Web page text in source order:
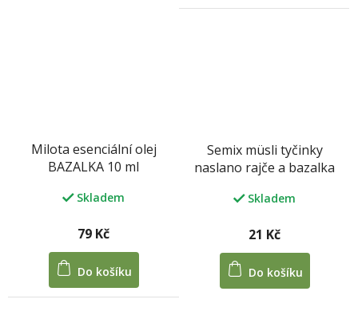
Milota esenciální olej
BAZALKA 10 ml
Skladem
79 Kč
Do košíku
Semix müsli tyčinky
naslano rajče a bazalka
Skladem
21 Kč
Do košíku